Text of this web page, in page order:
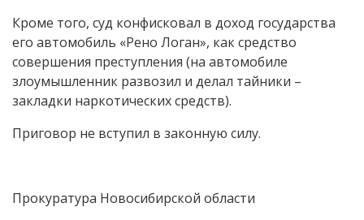
Кроме того, суд конфисковал в доход государства
его автомобиль «Рено Логан», как средство
совершения преступления (на автомобиле
злоумышленник развозил и делал тайники –
закладки наркотических средств).
Приговор не вступил в законную силу.
Прокуратура Новосибирской области